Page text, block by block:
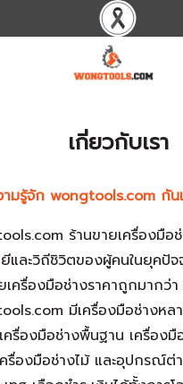
เกี่ยวกับเรา
ามรู้จัก wongtools.com กัน
ร้านขายเครื่องมือช่
ยีและวิถีชิวิตของผู้คนในยุคปั
เครื่องมือช่างราคาถูกมากว่
มีเครื่องมือช่างหลา
ครื่องมือช่างพื้นฐาน เครื่อง
รื่องมือช่างไม้ และอุปกรณ์ต่